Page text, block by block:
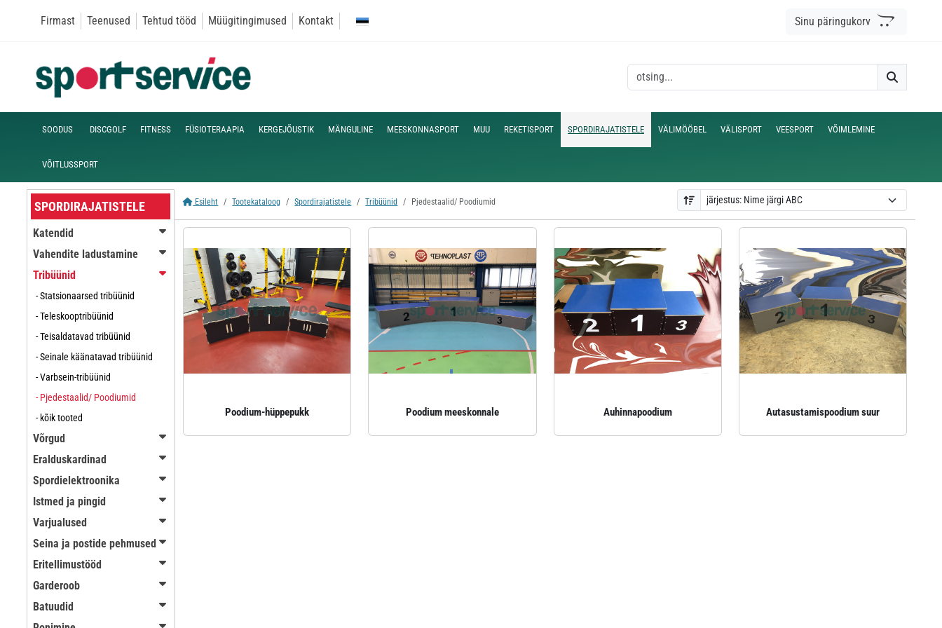
Firmast Teenused Tehtud tööd Müügitingimused Kontakt Sinu päringukorv
SOODUS DISCGOLF FITNESS FÜSIOTERAAPIA KERGEJÕUSTIK MÄNGULINE MEESKONNASPORT MUU REKETISPORT SPORDIRAJATISTELE VÄLIMÖÖBEL VÄLISPORT VEESPORT VÕIMLEMINE
VÕITLUSSPORT
SPORDIRAJATISTELE
Katendid
Vahendite ladustamine
Tribüünid
- Statsionaarsed tribüünid
- Teleskooptribüünid
- Teisaldatavad tribüünid
- Seinale käänatavad tribüünid
- Varbsein-tribüünid
- Pjedestaalid/ Poodiumid
- kõik tooted
Võrgud
Eralduskardinad
Spordielektroonika
Istmed ja pingid
Varjualused
Seina ja postide pehmused
Eritellimustööd
Garderoob
Batuudid
Esileht Tootekataloog Spordirajatistele Tribüünid Pjedestaalid/ Poodiumid
Poodium‑hüppepukk Poodium meeskonnale Auhinnapoodium Autasustamispoodium suur